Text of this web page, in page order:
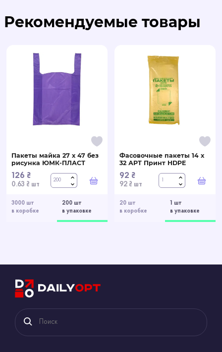
Рекомендуемые товары
3000 шт
в коробке
200 шт
в упаковке
Пакеты майка 27 х 47 без
рисунка ЮМК-ПЛАСТ
126 ₴
0.63 ₴ шт В корзину
20 шт
в коробке
1 шт
в упаковке
Фасовочные пакеты 14 х
32 АРТ Принт HDPE
92 ₴
92 ₴ шт В